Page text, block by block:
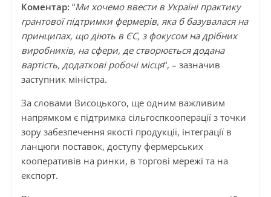
Коментар: “Ми хочемо ввести в Україні практику
грантової підтримки фермерів, яка б базувалася на
принципах, що діють в ЄС, з фокусом на дрібних
виробників, на сфери, де створюється додана
вартість, додаткові робочі місця“, – зазначив
заступник міністра.
За словами Висоцького, ще одним важливим
напрямком є підтримка сільгоспкооперації з точки
зору забезпечення якості продукції, інтеграції в
ланцюги поставок, доступу фермерських
кооперативів на ринки, в торгові мережі та на
експорт.